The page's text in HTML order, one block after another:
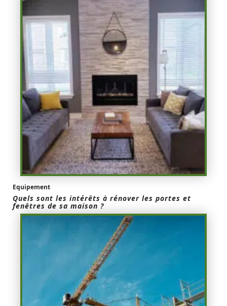
Equipement
Quels sont les intérêts à rénover les portes et
fenêtres de sa maison ?